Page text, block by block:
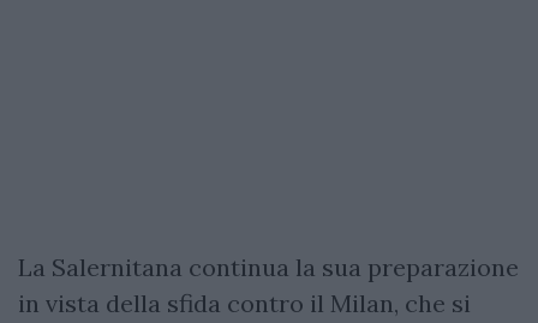
La Salernitana continua la sua preparazione
in vista della sfida contro il Milan, che si